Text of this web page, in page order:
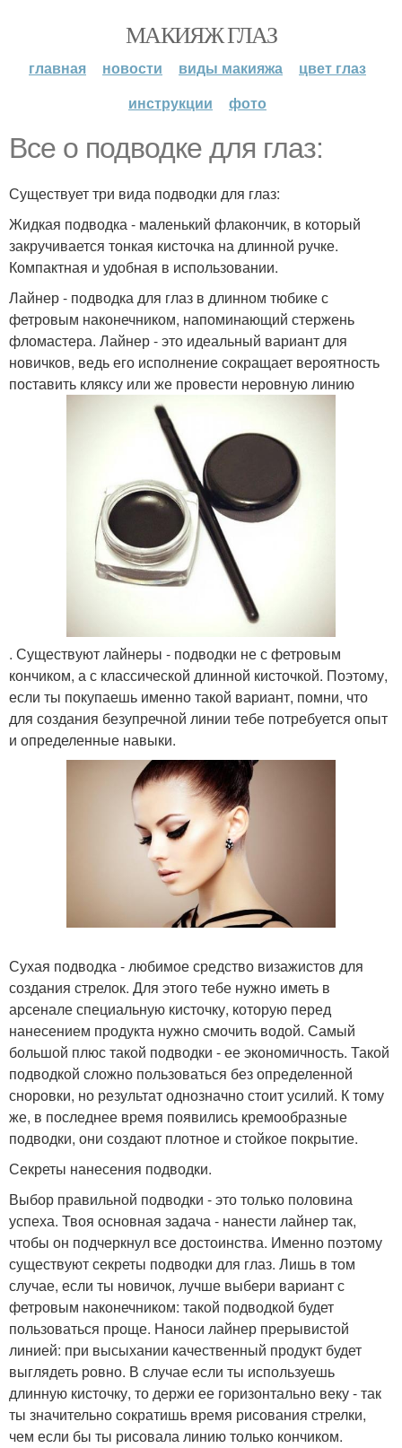
МАКИЯЖ ГЛАЗ
главная новости виды макияжа
цвет глаз
инструкции
фото
Все о подводке для глаз:
Существует три вида подводки для глаз:
Жидкая подводка - маленький флакончик, в который
закручивается тонкая кисточка на длинной ручке.
Компактная и удобная в использовании.
Лайнер - подводка для глаз в длинном тюбике с
фетровым наконечником, напоминающий стержень
фломастера. Лайнер - это идеальный вариант для
новичков, ведь его исполнение сокращает вероятность
поставить кляксу или же провести неровную линию
. Существуют лайнеры - подводки не с фетровым
кончиком, а с классической длинной кисточкой. Поэтому,
если ты покупаешь именно такой вариант, помни, что
для создания безупречной линии тебе потребуется опыт
и определенные навыки.
Сухая подводка - любимое средство визажистов для
создания стрелок. Для этого тебе нужно иметь в
арсенале специальную кисточку, которую перед
нанесением продукта нужно смочить водой. Самый
большой плюс такой подводки - ее экономичность. Такой
подводкой сложно пользоваться без определенной
сноровки, но результат однозначно стоит усилий. К тому
же, в последнее время появились кремообразные
подводки, они создают плотное и стойкое покрытие.
Секреты нанесения подводки.
Выбор правильной подводки - это только половина
успеха. Твоя основная задача - нанести лайнер так,
чтобы он подчеркнул все достоинства. Именно поэтому
существуют секреты подводки для глаз. Лишь в том
случае, если ты новичок, лучше выбери вариант с
фетровым наконечником: такой подводкой будет
пользоваться проще. Наноси лайнер прерывистой
линией: при высыхании качественный продукт будет
выглядеть ровно. В случае если ты используешь
длинную кисточку, то держи ее горизонтально веку - так
ты значительно сократишь время рисования стрелки,
чем если бы ты рисовала линию только кончиком.